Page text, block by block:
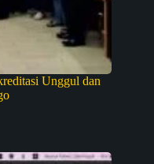
Unggul dan